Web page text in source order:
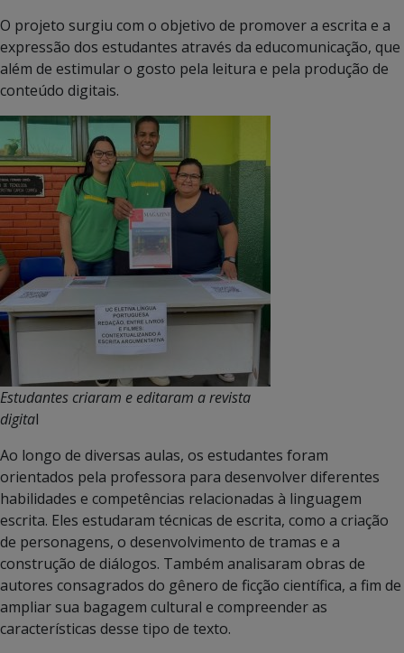
O projeto surgiu com o objetivo de promover a escrita e a
expressão dos estudantes através da educomunicação, que
além de estimular o gosto pela leitura e pela produção de
conteúdo digitais.
Estudantes criaram e editaram a revista
digital
Ao longo de diversas aulas, os estudantes foram
orientados pela professora para desenvolver diferentes
habilidades e competências relacionadas à linguagem
escrita. Eles estudaram técnicas de escrita, como a criação
de personagens, o desenvolvimento de tramas e a
construção de diálogos. Também analisaram obras de
autores consagrados do gênero de ficção científica, a fim de
ampliar sua bagagem cultural e compreender as
características desse tipo de texto.